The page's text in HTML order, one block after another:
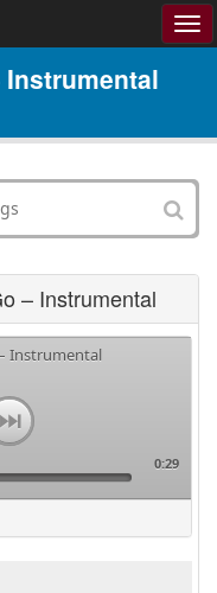
Instrumental
– Instrumental
Instrumental
0:29